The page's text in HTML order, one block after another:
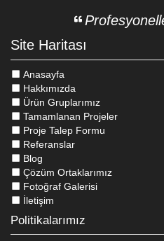
Site Haritası
Anasayfa
Hakkımızda
Ürün Gruplarımız
Tamamlanan Projeler
Proje Talep Formu
Referanslar
Blog
Çözüm Ortaklarımız
Fotoğraf Galerisi
İletişim
Politikalarımız